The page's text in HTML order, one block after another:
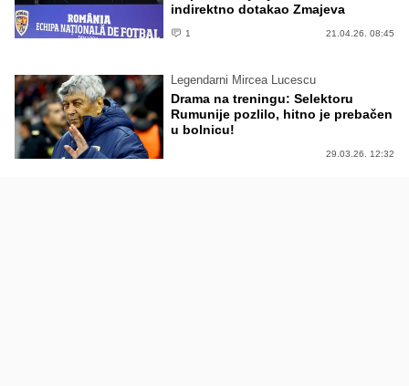
indirektno dotakao Zmajeva
1 21.04.26. 08:45
Legendarni Mircea Lucescu
Drama na treningu: Selektoru
Rumunije pozlilo, hitno je prebačen
u bolnicu!
29.03.26. 12:32